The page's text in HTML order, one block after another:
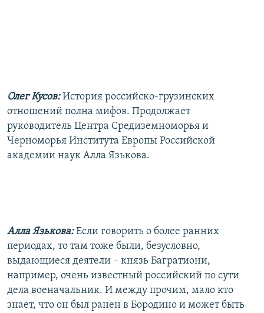
Олег Кусов:История российско-грузинских
отношений полна мифов. Продолжает
руководитель Центра Средиземноморья и
Черноморья Института Европы Российской
академии наук Алла Язькова.
Алла Язькова:Если говорить о более ранних
периодах, то там тоже были, безусловно,
выдающиеся деятели – князь Багратиони,
например, очень известный российский по сути
дела военачальник. И между прочим, мало кто
знает, что он был ранен в Бородино и может быть